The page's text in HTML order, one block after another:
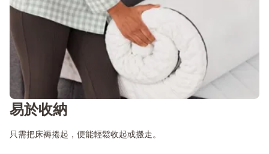
易於收納
只需把床褥捲起，便能輕鬆收起或搬走。